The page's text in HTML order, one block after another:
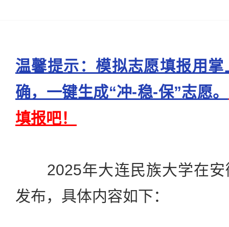
温馨提示：模拟志愿填报用
确，一键生成“冲-稳-保”志愿。
填报吧！
2025年大连民族大学在安
发布，具体内容如下：